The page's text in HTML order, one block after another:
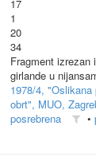
17
1
20
34
Fragment
girlande u
1978/4,
obrt", MUO,
posrebrena •